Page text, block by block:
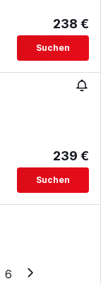
238 €
Suchen
239 €
Suchen
6